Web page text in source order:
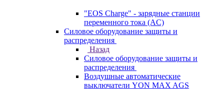
"EOS Charge" - зарядные станции
переменного тока (AC)
Силовое оборудование защиты и
распределения
Назад
Силовое оборудование защиты и
распределения
Воздушные автоматические
выключатели YON MAX AGS